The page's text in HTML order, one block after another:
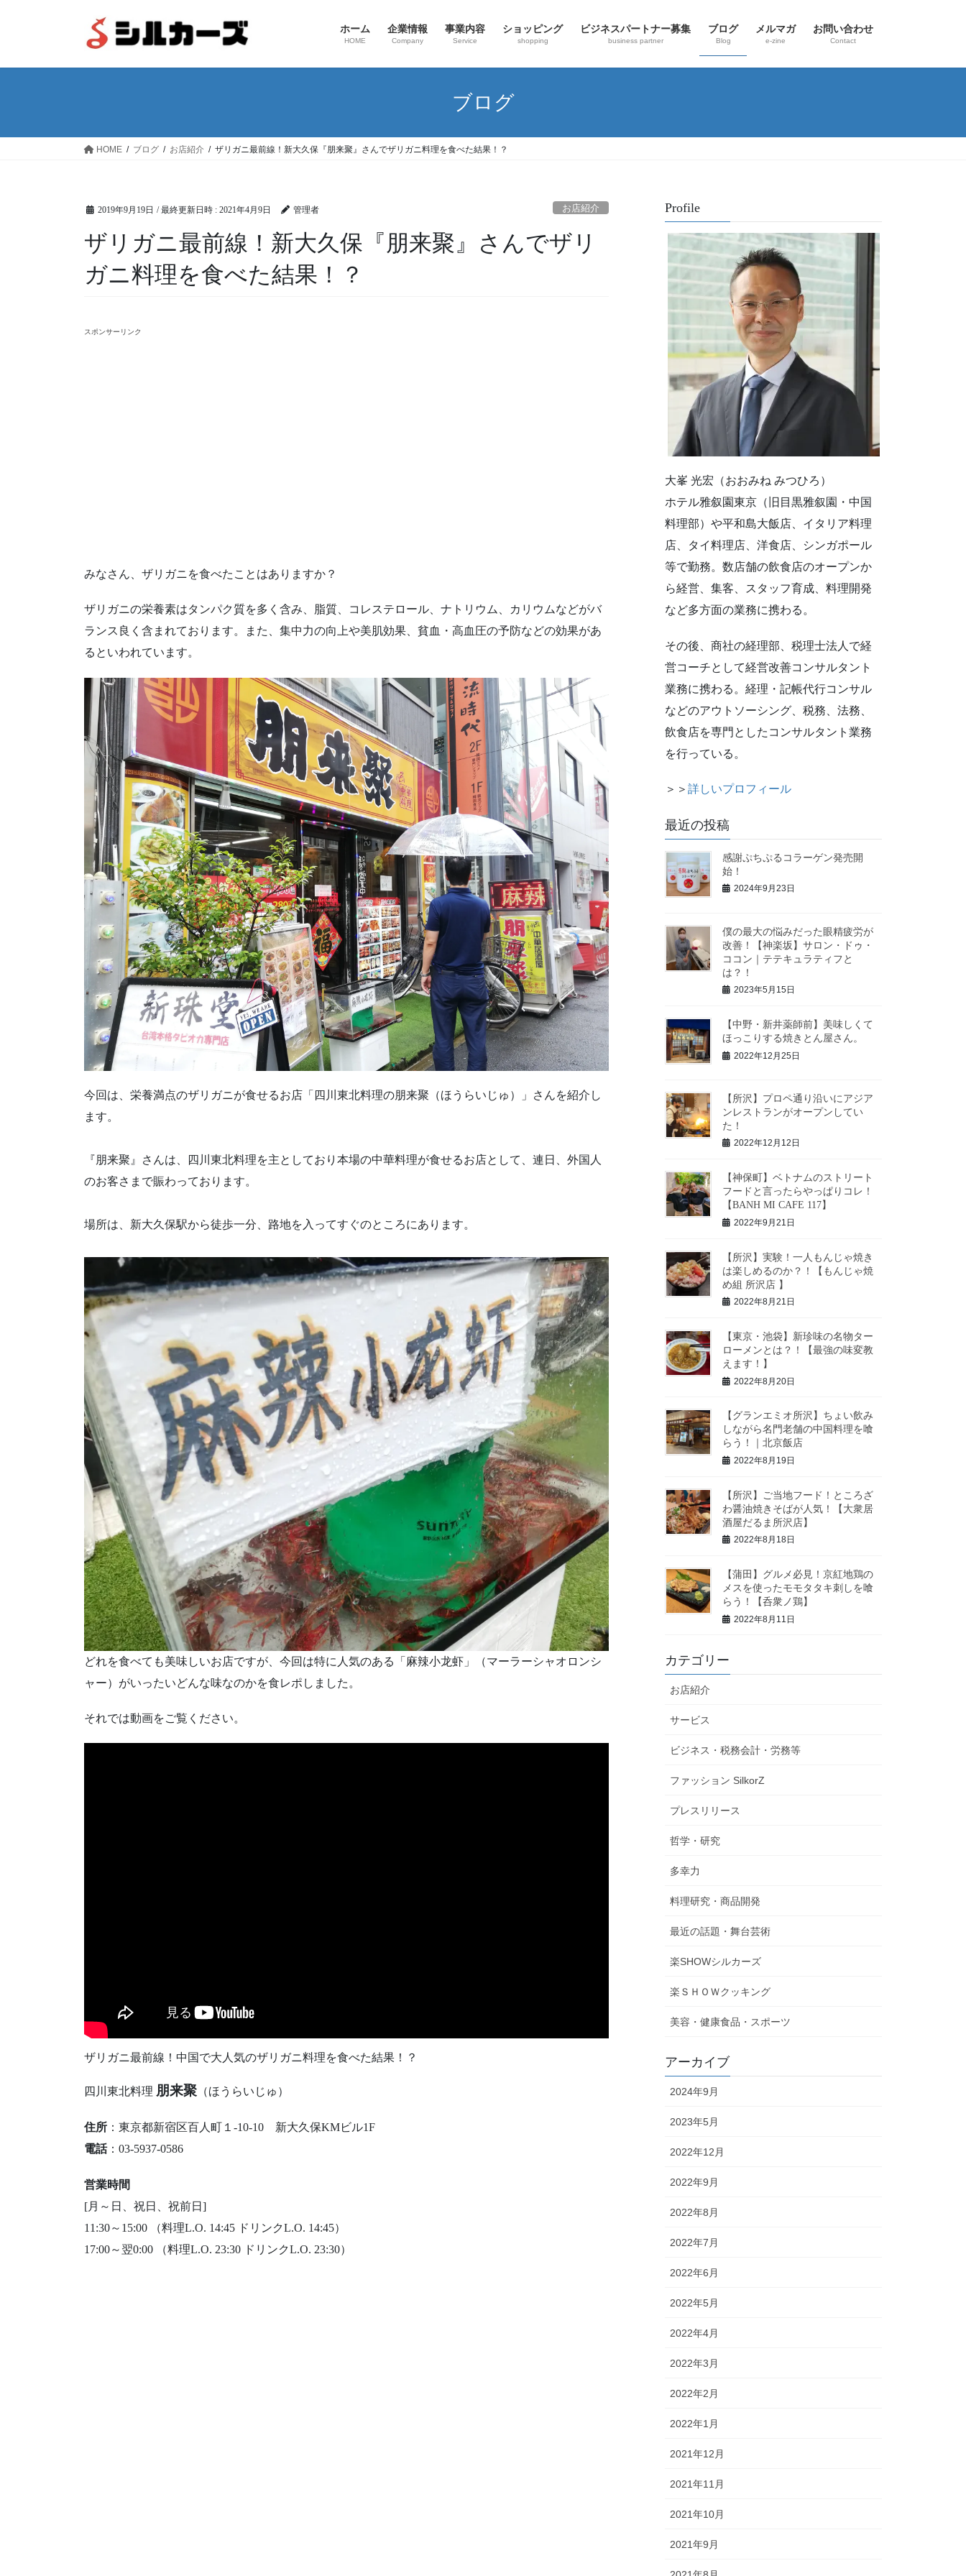
ホーム
HOME
企業情報
Company
事業内容
Service
ショッピング
shopping
ビジネスパートナー募集
business partner
ブログ
Blog
メルマガ
e-zine
お問い合わせ
Contact
ブログ
HOME ブログ お店紹介 ザリガニ最前線！新大久保『朋来聚』さんでザリガニ料理を食べた結果！？
2019年9月19日 / 最終更新日時 : 2021年4月9日 管理者 お店紹介
ザリガニ最前線！新大久保『朋来聚』さんでザリ
ガニ料理を食べた結果！？
スポンサーリンク
みなさん、ザリガニを食べたことはありますか？
ザリガニの栄養素はタンパク質を多く含み、脂質、コレステロール、ナトリウム、カリウムなどがバ
ランス良く含まれております。また、集中力の向上や美肌効果、貧血・高血圧の予防などの効果があ
るといわれています。
今回は、栄養満点のザリガニが食せるお店「四川東北料理の朋来聚（ほうらいじゅ）」さんを紹介し
ます。
『朋来聚』さんは、四川東北料理を主としており本場の中華料理が食せるお店として、連日、外国人
のお客さまで賑わっております。
場所は、新大久保駅から徒歩一分、路地を入ってすぐのところにあります。
どれを食べても美味しいお店ですが、今回は特に人気のある「麻辣小龙虾」（マーラーシャオロンシ
ャー）がいったいどんな味なのかを食レポしました。
それでは動画をご覧ください。
ザリガニ最前線！中国で大人気のザリガニ料理を食べた結果！？
四川東北料理 朋来聚 （ほうらいじゅ）
住所 ：東京都新宿区百人町１-10-10 新大久保KMビル1F
電話：03-5937-0586
営業時間
[月～日、祝日、祝前日]
11:30～15:00 （料理L.O. 14:45 ドリンクL.O. 14:45）
17:00～翌0:00 （料理L.O. 23:30 ドリンクL.O. 23:30）
Profile
大峯 光宏（おおみね みつひろ）
ホテル雅叙園東京（旧目黒雅叙園・中国
料理部）や平和島大飯店、イタリア料理
店、タイ料理店、洋食店、シンガポール
等で勤務。数店舗の飲食店のオープンか
ら経営、集客、スタッフ育成、料理開発
など多方面の業務に携わる。
その後、商社の経理部、税理士法人で経
営コーチとして経営改善コンサルタント
業務に携わる。経理・記帳代行コンサル
などのアウトソーシング、税務、法務、
飲食店を専門としたコンサルタント業務
を行っている。
＞＞詳しいプロフィール
最近の投稿
感謝ぷちぷるコラーゲン発売開
始！
2024年9月23日
僕の最大の悩みだった眼精疲労が
改善！【神楽坂】サロン・ドゥ・
ココン｜テテキュラティフと
は？！
2023年5月15日
【中野・新井薬師前】美味しくて
ほっこりする焼きとん屋さん。
2022年12月25日
【所沢】プロペ通り沿いにアジア
ンレストランがオープンしてい
た！
2022年12月12日
【神保町】ベトナムのストリート
フードと言ったらやっぱりコレ！
【BANH MI CAFE 117】
2022年9月21日
【所沢】実験！一人もんじゃ焼き
は楽しめるのか？！【もんじゃ焼
め組 所沢店 】
2022年8月21日
【東京・池袋】新珍味の名物ター
ローメンとは？！【最強の味変教
えます！】
2022年8月20日
【グランエミオ所沢】ちょい飲み
しながら名門老舗の中国料理を喰
らう！｜北京飯店
2022年8月19日
【所沢】ご当地フード！ところざ
わ醤油焼きそばが人気！【大衆居
酒屋だるま所沢店】
2022年8月18日
【蒲田】グルメ必見！京紅地鶏の
メスを使ったモモタタキ刺しを喰
らう！【呑衆ノ鶏】
2022年8月11日
カテゴリー
お店紹介
サービス
ビジネス・税務会計・労務等
ファッション SilkorZ
プレスリリース
哲学・研究
多幸力
料理研究・商品開発
最近の話題・舞台芸術
楽SHOWシルカーズ
楽ＳＨＯＷクッキング
美容・健康食品・スポーツ
アーカイブ
2024年9月
2023年5月
2022年12月
2022年9月
2022年8月
2022年7月
2022年6月
2022年5月
2022年4月
2022年3月
2022年2月
2022年1月
2021年12月
2021年11月
2021年10月
2021年9月